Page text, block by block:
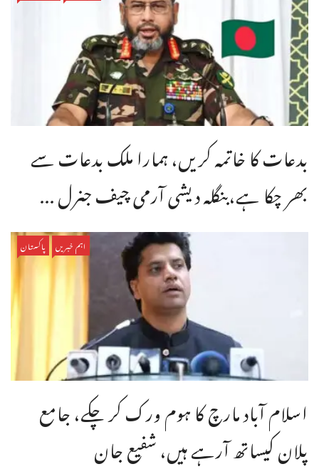
بدعات کا خاتمہ کریں، ہمارا ملک بدعات سے
بھر چکا ہے،بنگله دیشی آرمی چیف جنرل ...
اہم خبریں پاکستان
اسلام آباد مارچ کا ہوم ورک کر چکے، جامع
پلان کیساتھ آرہے ہیں، شفیع جان